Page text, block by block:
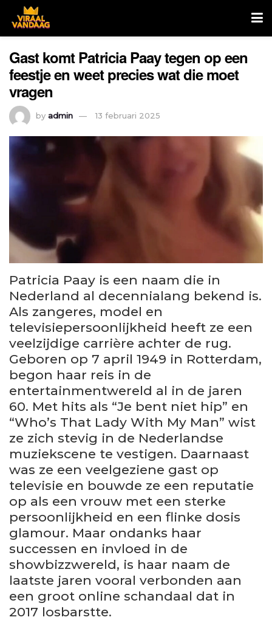
Gast komt Patricia Paay tegen op een
feestje en weet precies wat die moet
vragen
by admin 13 februari 2025
Patricia Paay is een naam die in
Nederland al decennialang bekend is.
Als zangeres, model en
televisiepersoonlijkheid heeft ze een
veelzijdige carrière achter de rug.
Geboren op 7 april 1949 in Rotterdam,
begon haar reis in de
entertainmentwereld al in de jaren
60. Met hits als “Je bent niet hip” en
“Who’s That Lady With My Man” wist
ze zich stevig in de Nederlandse
muziekscene te vestigen. Daarnaast
was ze een veelgeziene gast op
televisie en bouwde ze een reputatie
op als een vrouw met een sterke
persoonlijkheid en een flinke dosis
glamour. Maar ondanks haar
successen en invloed in de
showbizzwereld, is haar naam de
laatste jaren vooral verbonden aan
een groot online schandaal dat in
2017 losbarstte.